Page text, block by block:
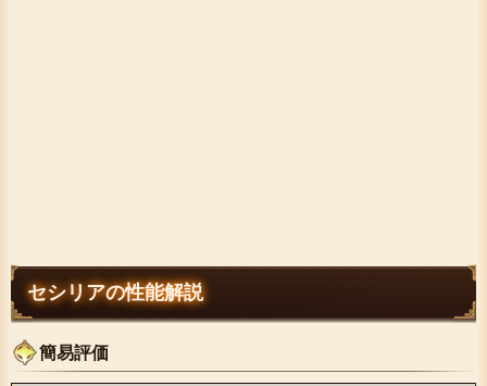
セシリアの性能解説
簡易評価